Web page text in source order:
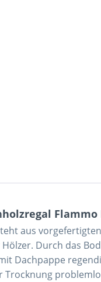
Flammo
aus
Durch das
Dachpappe